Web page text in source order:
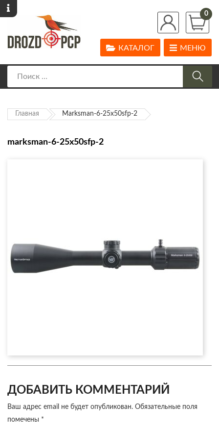
0
МЕНЮ
КАТАЛОГ
Главная Marksman-6-25x50sfp-2
marksman-6-25x50sfp-2
ДОБАВИТЬ КОММЕНТАРИЙ
Ваш адрес email не будет опубликован. Обязательные поля
помечены *